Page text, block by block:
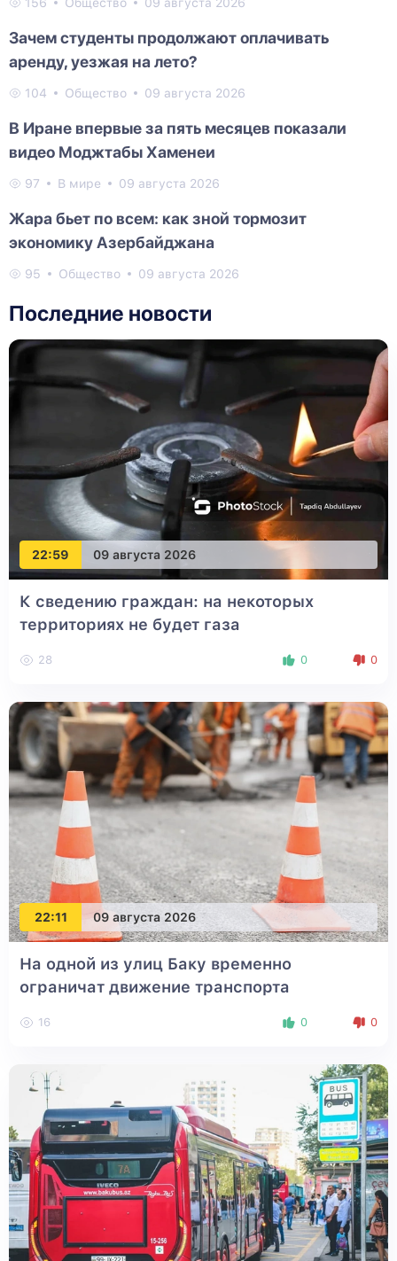
156 Общество 09 августа 2026
Зачем студенты продолжают оплачивать
аренду, уезжая на лето?
104 Общество 09 августа 2026
В Иране впервые за пять месяцев показали
видео Моджтабы Хаменеи
97 В мире 09 августа 2026
Жара бьет по всем: как зной тормозит
экономику Азербайджана
95 Общество 09 августа 2026
Последние новости
22:59 09 августа 2026
К сведению граждан: на некоторых
территориях не будет газа
28 0 0
22:11 09 августа 2026
На одной из улиц Баку временно
ограничат движение транспорта
16 0 0